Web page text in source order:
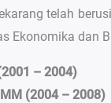
telah
Ekonomika dan
– 2004)
(2004 – 2008)